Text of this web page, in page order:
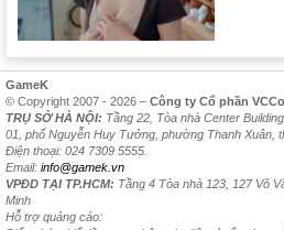
GameK
© Copyright 2007 - 2026 – Công ty Cổ phần
TRỤ SỞ HÀ NỘI: Tầng 22, Tòa nhà Center
01, phố Nguyễn Huy Tưởng, phường Thanh Xuân,
Điện thoại: 024 7309 5555.
Email: info@gamek.vn
VPĐD TẠI TP.HCM: Tầng 4 Tòa nhà 123, 127 Võ
Minh
Hỗ trợ quảng cáo: